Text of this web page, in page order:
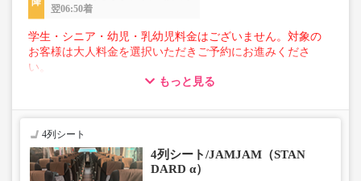
翌06:50着
学生・シニア・幼児・乳幼児料金はございません。対象の
お客様は大人料金を選択いただきご予約にお進みくださ
い。
■トランクにてお預かりできる荷物
・3辺合計160cm以内、かつ10kg以下のものをおひとり様1
■お預かりできない荷物（貴重品以外は車内持ち込みも不
可）
もっと見る
4列シート
4列シート/JAMJAM（STAN
DARD α）